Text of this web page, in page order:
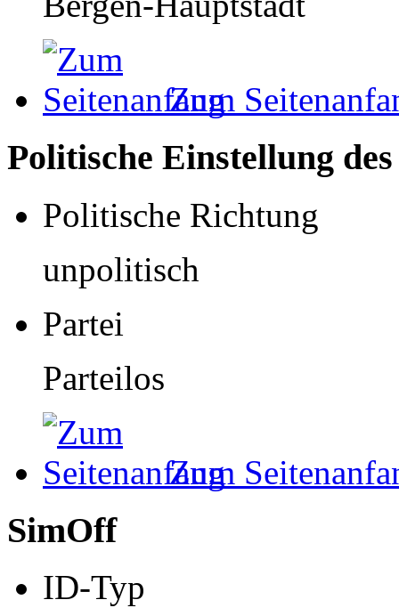
Zum
Politische Einstellung
Politische Richtung
unpolitisch
Partei
Parteilos
Zum
SimOff
ID-Typ